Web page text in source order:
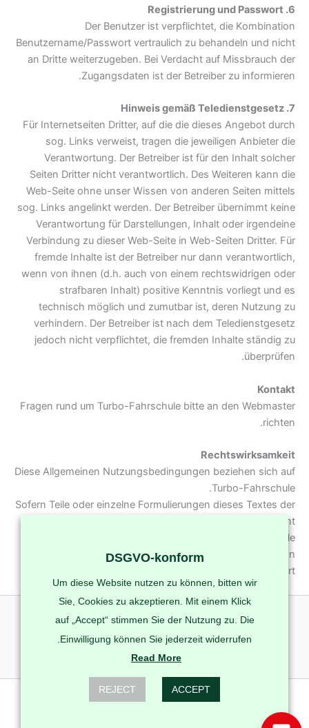
6. Registrierung und Passwort
Der Benutzer ist verpflichtet, die Kombination
Benutzername/Passwort vertraulich zu behandeln und nicht
an Dritte weiterzugeben. Bei Verdacht auf Missbrauch der
Zugangsdaten ist der Betreiber zu informieren.
7. Hinweis gemäß Teledienstgesetz
Für Internetseiten Dritter, auf die die dieses Angebot durch
sog. Links verweist, tragen die jeweiligen Anbieter die
Verantwortung. Der Betreiber ist für den Inhalt solcher
Seiten Dritter nicht verantwortlich. Des Weiteren kann die
Web-Seite ohne unser Wissen von anderen Seiten mittels
sog. Links angelinkt werden. Der Betreiber übernimmt keine
Verantwortung für Darstellungen, Inhalt oder irgendeine
Verbindung zu dieser Web-Seite in Web-Seiten Dritter. Für
fremde Inhalte ist der Betreiber nur dann verantwortlich,
wenn von ihnen (d.h. auch von einem rechtswidrigen oder
strafbaren Inhalt) positive Kenntnis vorliegt und es
technisch möglich und zumutbar ist, deren Nutzung zu
verhindern. Der Betreiber ist nach dem Teledienstgesetz
jedoch nicht verpflichtet, die fremden Inhalte ständig zu
überprüfen.
Kontakt
Fragen rund um Turbo-Fahrschule bitte an den Webmaster
richten.
Rechtswirksamkeit
Diese Allgemeinen Nutzungsbedingungen beziehen sich auf
Turbo-Fahrschule.
Sofern Teile oder einzelne Formulierungen dieses Textes der
geltenden Rechtslage nicht, nicht mehr oder nicht
vollständig entsprechen sollten, bleiben die übrigen Teile
des Dokumentes in ihrem Inhalt und ihrer Gültigkeit davon
unberührt.
Copyright © 2026 Turbo-Fahrschule Berlin | Powered by
DSGVO-konform
Um diese Website nutzen zu können, bitten wir
Sie, Cookies zu akzeptieren. Mit einem Klick
auf „Accept“ stimmen Sie der Nutzung zu. Die
Einwilligung können Sie jederzeit widerrufen.
Read More
ACCEPT
REJECT